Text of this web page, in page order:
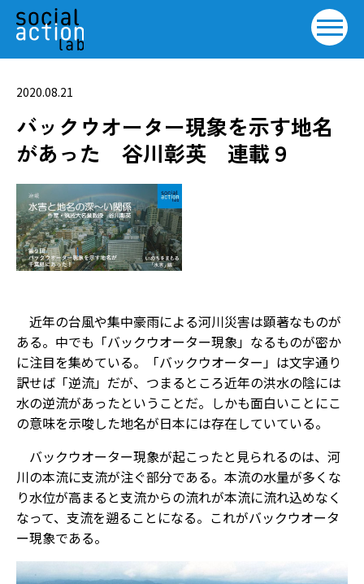
2020.08.21
バックウオーター現象を示す地名
があった 谷川彰英 連載９
近年の台風や集中豪雨による河川災害は顕著なものが
ある。中でも「バックウオーター現象」なるものが密か
に注目を集めている。「バックウオーター」は文字通り
訳せば「逆流」だが、つまるところ近年の洪水の陰には
水の逆流があったということだ。しかも面白いことにこ
の意味を示唆した地名が日本には存在していている。
バックウオーター現象が起こったと見られるのは、河
川の本流に支流が注ぐ部分である。本流の水量が多くな
り水位が高まると支流からの流れが本流に流れ込めなく
なって、支流を遡ることになる。これがバックウオータ
ー現象である。